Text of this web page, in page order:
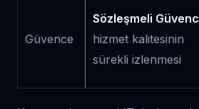
Güvence
Sözleşmeli
hizmet kalitesinin
sürekli izlenmesi